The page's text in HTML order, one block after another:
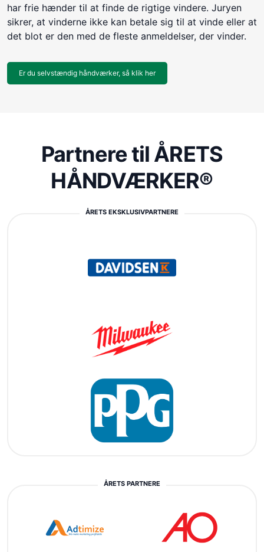
har frie hænder til at finde de rigtige vindere. Juryen
sikrer, at vinderne ikke kan betale sig til at vinde eller at
det blot er den med de fleste anmeldelser, der vinder.
Er du selvstændig håndværker, så klik her
Partnere til ÅRETS
HÅNDVÆRKER®
ÅRETS EKSKLUSIVPARTNERE
ÅRETS PARTNERE